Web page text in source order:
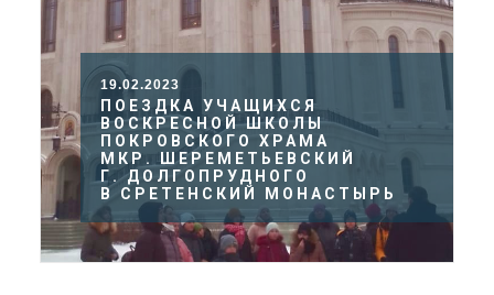
19.02.2023
ПОЕЗДКА УЧАЩИХСЯ
ВОСКРЕСНОЙ ШКОЛЫ
ПОКРОВСКОГО ХРАМА
МКР. ШЕРЕМЕТЬЕВСКИЙ
Г. ДОЛГОПРУДНОГО
В СРЕТЕНСКИЙ МОНАСТЫРЬ